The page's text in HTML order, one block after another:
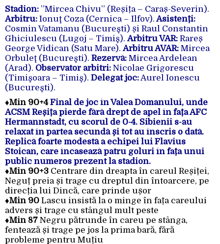
Stadion: ”Mircea Chivu” (Reșița – Caraș-Severin).
Arbitru: Ionuţ Coza (Cernica – Ilfov).Asistenți:
Cosmin Vatamanu (Bucureşti) și Raul Constantin
Ghiciulescu (Lugoj – Timiş).Arbitru VAR: Rareș
George Vidican (Satu Mare).Arbitru AVAR: Mircea
Orbuleţ (Bucureşti). Rezervă: Mircea Ardelean
(Arad). Observator arbitri: Nicolae Grigorescu
(Timişoara – Timiş). Delegat joc:Aurel Ionescu
(Bucureşti).
♦Min 90+4Final de joc în Valea Domanului, unde
ACSM Reșița pierde fără drept de apel în fața AFC
Hermannstadt, cu scorul de 0-4. Sibienii s-au
relaxat în partea secundă și tot au înscris o dată.
Replică foarte modestă a echipei lui Flavius
Stoican, care încasează patru goluri în fața unui
public numeros prezent la stadion.
♦Min 90+3 Centrare din dreapta în careul Reșiței,
Neguț preia și trage cu dreptul din întoarcere, pe
direcția lui Dincă, care prinde ușor
♦Min 90 Lascu insistă la o minge în fața careului
advers și trage cu stângul mult peste
♦Min 87 Negru pătrunde în careu pe stânga,
fentează și trage pe jos la prima bară, fără
probleme pentru Muțiu